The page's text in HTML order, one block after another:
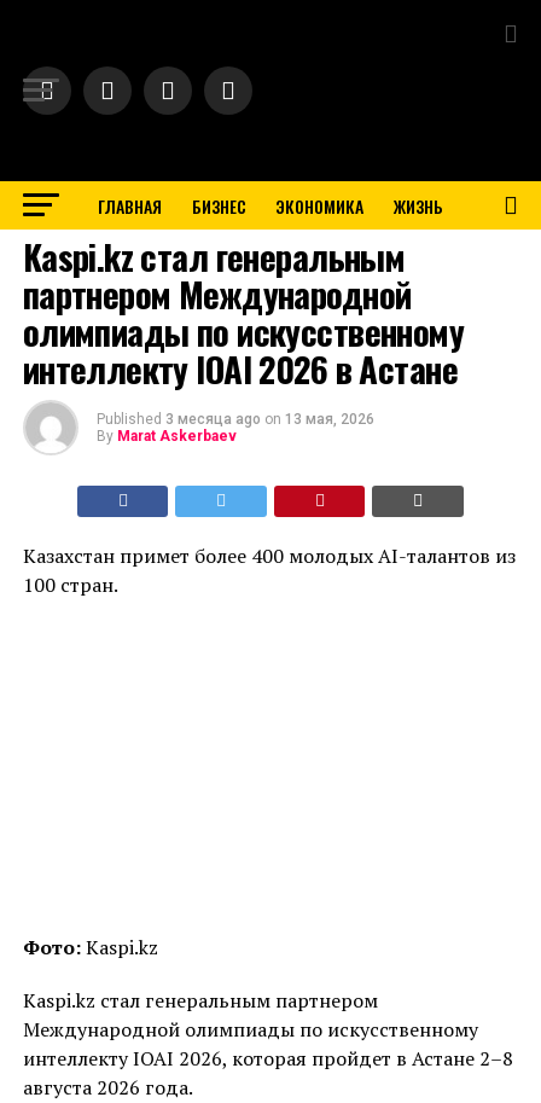
ГЛАВНАЯ БИЗНЕС ЭКОНОМИКА ЖИЗНЬ
BUSINESS
Kaspi.kz стал генеральным
партнером Международной
олимпиады по искусственному
интеллекту IOAI 2026 в Астане
Published 3 месяца ago on 13 мая, 2026
By Marat Askerbaev
Казахстан примет более 400 молодых AI-талантов из
100 стран.
Фото:Kaspi.kz
Kaspi.kz стал генеральным партнером
Международной олимпиады по искусственному
интеллекту IOAI 2026, которая пройдет в Астане 2–8
августа 2026 года.